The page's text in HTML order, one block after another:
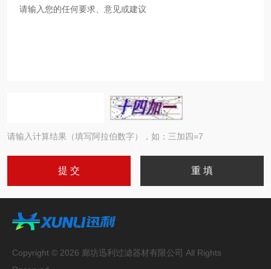
请输入计算结果（填写阿拉伯数字），如：三加四=7
Copyright © 2026 廊坊迅利过滤器材有限公司 All Rights